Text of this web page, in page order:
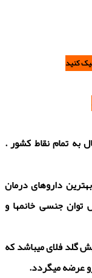
کنید
تمام نقاط کشور .
داروهای درمان
توان جنسی خانمها و
گلد فلای میباشد که
عرضه میگردد.